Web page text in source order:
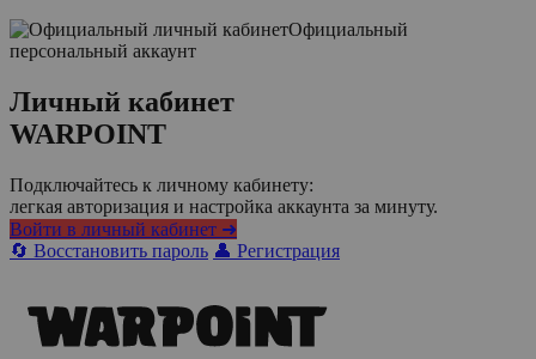
Официальный
персональный аккаунт
Личный кабинет
WARPOINT
Подключайтесь к личному кабинету:
легкая авторизация и настройка аккаунта за минуту.
Войти в личный кабинет ➜
🔄 Восстановить пароль 👤 Регистрация